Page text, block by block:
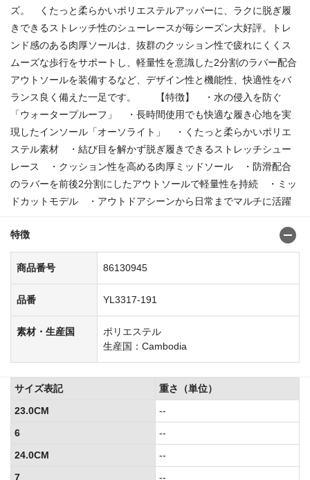
ズ。 くたっと柔らかいポリエステルアッパーに、ラクに脱ぎ履
きできるストレッチ性のシューレースが毎シーズン大好評。トレ
ンド感のある肉厚ソールは、抜群のクッション性で疲れにくくス
ムーズな歩行をサポートし、軽量性を意識した2分割のラバー配合
アウトソールを装備するなど、デザイン性と機能性、快適性をバ
ランス良く備えた一足です。 【特徴】 ・水の侵入を防ぐ
「ウォータープルーフ」 ・長時間使用でも快適な履き心地を実
現したインソール「オーソライト」 ・くたっと柔らかいポリエ
ステル素材 ・結び目を解かず脱ぎ履きできるストレッチシュー
レース ・クッション性を高める肉厚ミッドソール ・防滑配合
のラバーを前後2分割にしたアウトソールで軽量性を持続 ・ミッ
ドカットモデル ・アウトドアシーンから日常までマルチに活躍
特徴
商品番号 86130945
品番 YL3317-191
素材・生産国
ポリエステル
生産国：Cambodia
サイズ表記
重さ（単位）
23.0CM
--
6
--
24.0CM
--
7
--